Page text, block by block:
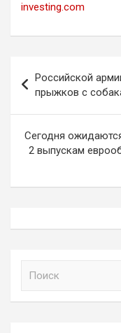
investing.com
по
записям
Российской
прыжков с
Сегодня
2 выпускам